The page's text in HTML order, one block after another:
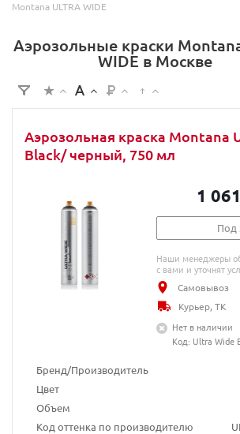
Montana ULTRA WIDE
Аэрозольные краски
WIDE в Москве
Аэрозольная краска Montana
Black/ черный, 750 мл
Бренд/Производитель
Цвет
Объем
Код оттенка по производителю
1
Под
Наши менеджеры
с вами и уточнят
Самовывоз
Курьер, ТК
Нет в наличии
Код: Ultra Wide